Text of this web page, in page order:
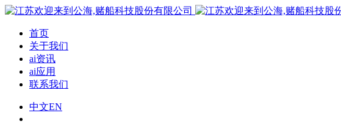
首页
关于我们
ai资讯
ai应用
联系我们
中文EN